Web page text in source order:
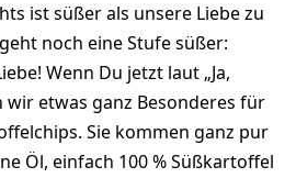
ist süßer als unsere Liebe zu
noch eine Stufe süßer:
Wenn Du jetzt laut „Ja,
wir etwas ganz Besonderes für
Sie kommen ganz pur
Öl, einfach 100 % Süßkartoffel